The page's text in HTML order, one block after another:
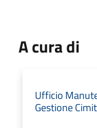
A cura di
Ufficio
Gestione